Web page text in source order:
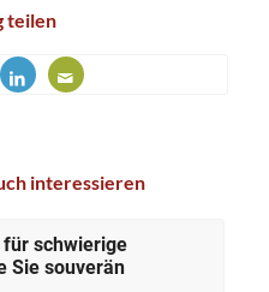
teilen
interessieren
schwierige
Sie souverän